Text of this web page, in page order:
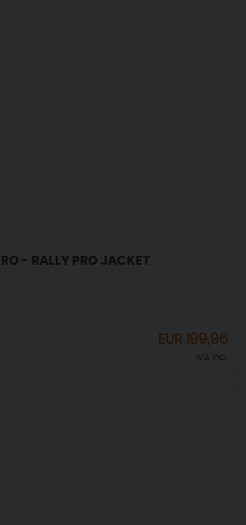
- RALLY PRO JACKET
EUR 199,96
IVA incl.